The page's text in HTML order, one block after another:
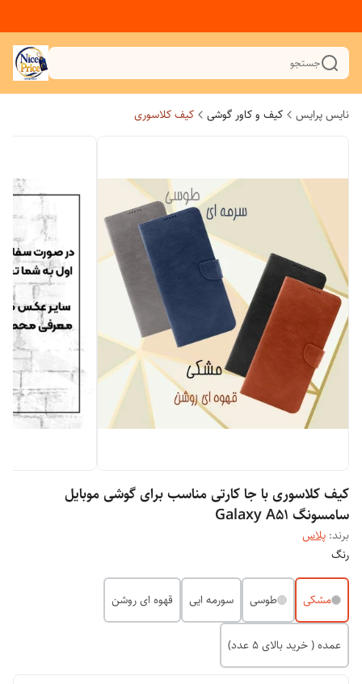
جستجو
نایس پرایس کیف و کاور گوشی کیف کلاسوری
کیف کلاسوری با جا کارتی مناسب برای گوشی موبایل
سامسونگ Galaxy A51
برند: پلاس
رنگ
مشکی طوسی سورمه ایی قهوه ای روشن
عمده ( خرید بالای 5 عدد)